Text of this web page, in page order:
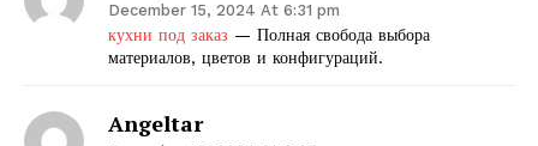
December 15, 2024 At 6:31 pm
кухни под заказ — Полная свобода выбора
материалов, цветов и конфигураций.
Angeltar